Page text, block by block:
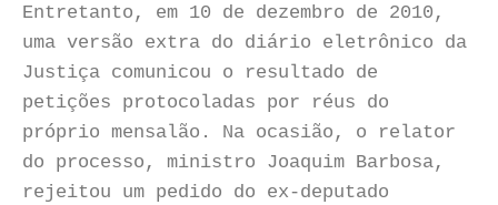
Entretanto, em 10 de dezembro de 2010,
uma versão extra do diário eletrônico da
Justiça comunicou o resultado de
petições protocoladas por réus do
próprio mensalão. Na ocasião, o relator
do processo, ministro Joaquim Barbosa,
rejeitou um pedido do ex-deputado